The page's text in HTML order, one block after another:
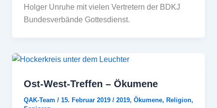
Holger Unruhe mit vielen Vertretern der BDKJ
Bundesverbände Gottesdienst.
Ost-West-Treffen – Ökumene
QAK-Team / 15. Februar 2019 / 2019, Ökumene, Religion,